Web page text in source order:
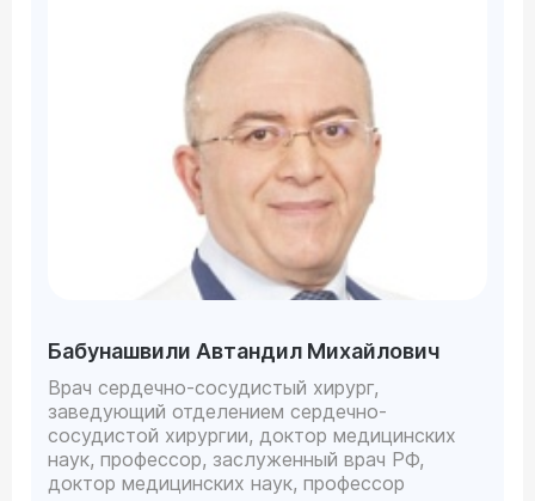
Бабунашвили Автандил Михайлович
Врач сердечно-сосудистый хирург,
заведующий отделением сердечно-
сосудистой хирургии, доктор медицинских
наук, профессор, заслуженный врач РФ,
доктор медицинских наук, профессор